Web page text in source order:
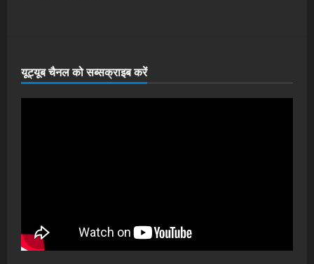
यूट्यूब चैनल को सब्सक्राइब करें